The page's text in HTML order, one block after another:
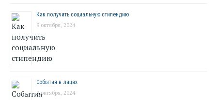
Как получить социальную стипендию
9 октября, 2024
События в лицах
9 октября, 2024